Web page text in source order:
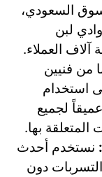
السعودي،
لبن
آلاف العملاء.
من فنيين
استخدام
لجميع
بها.
نستخدم أحدث
دون